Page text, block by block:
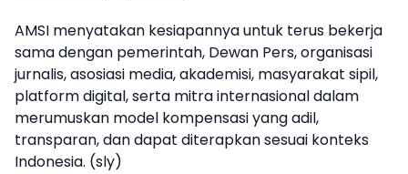
AMSI menyatakan kesiapannya untuk terus bekerja
sama dengan pemerintah, Dewan Pers, organisasi
jurnalis, asosiasi media, akademisi, masyarakat sipil,
platform digital, serta mitra internasional dalam
merumuskan model kompensasi yang adil,
transparan, dan dapat diterapkan sesuai konteks
Indonesia. (sly)